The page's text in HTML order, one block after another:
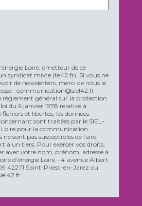
Loire, émetteur de ce
syndicat mixte (te42.fr). Si vous ne
de newsletters, merci de nous le
: communication@siel42.fr
général sur la protection
du 6 janvier 1978 relative à
et libertés, les données
sont traitées par le SIEL-
Loire pour la communication
sont pas susceptibles de faire
à un tiers. Pour exercer vos droits,
avec votre nom, prénom, adresse à
d’énergie Loire - 4 avenue Albert
42271 Saint-Priest-en-Jarez ou